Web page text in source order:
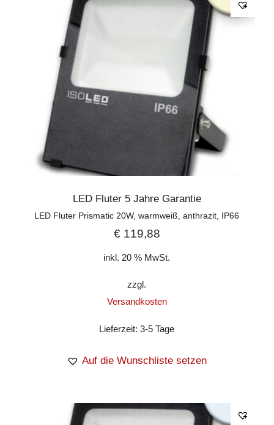
LED Fluter 5 Jahre Garantie
LED Fluter Prismatic 20W, warmweiß, anthrazit, IP66
€119,88
inkl. 20 % MwSt.
zzgl.
Versandkosten
Lieferzeit:3-5 Tage
Auf die Wunschliste setzen